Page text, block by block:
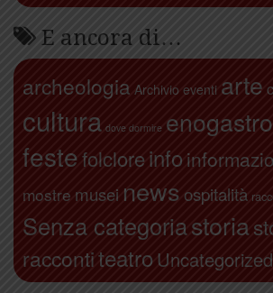
E ancora di…
archeologia Archivio eventi arte
cultura dove dormire
festefolcloreinfo
mostre musei news ospitalità
Senza categoriastoria
raccontiteatroUncategorized